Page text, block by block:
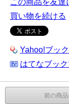
この商品を友達
買い物を続ける
Yahoo!ブッ
はてなブッ
前の商品